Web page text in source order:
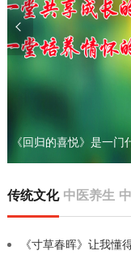
《回归的喜悦》是一门
传统文化 中医养生
《寸草春晖》让我懂